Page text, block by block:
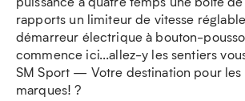
rapports un limiteur de vitesse
démarreur électrique à bouton-
commence ici...allez-y les sentiers
SM Sport — Votre destination pour les
marques! ?